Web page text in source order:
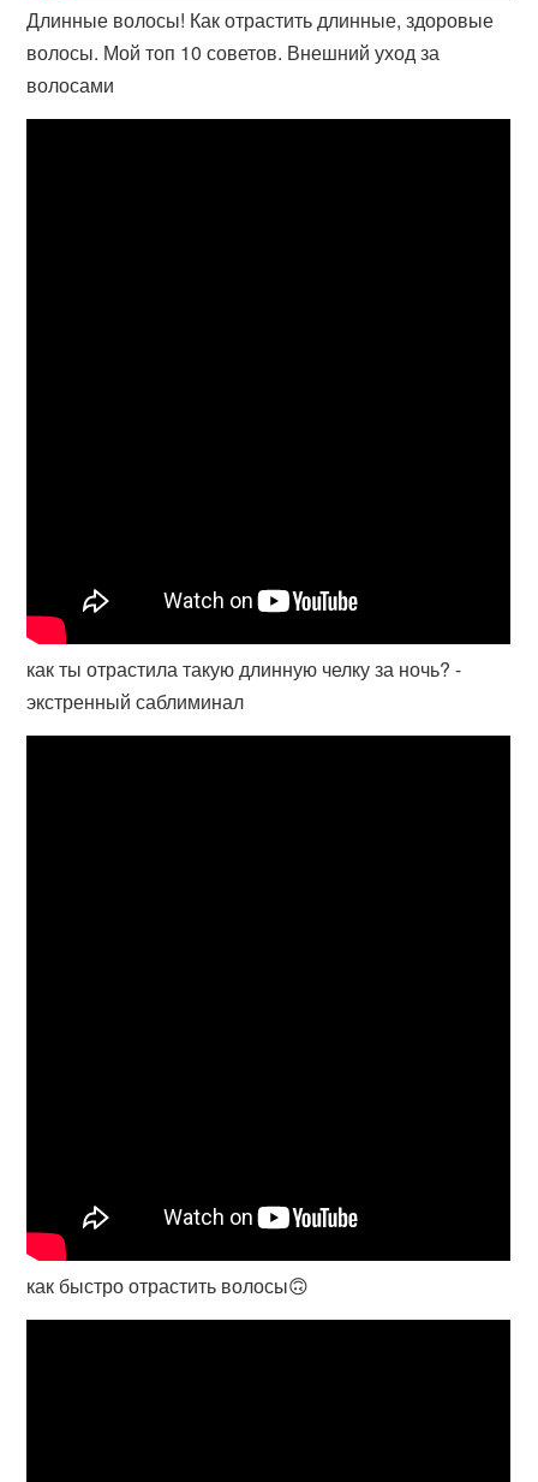
Длинные волосы! Как отрастить длинные, здоровые
волосы. Мой топ 10 советов. Внешний уход за
волосами
как ты отрастила такую длинную челку за ночь? -
экстренный саблиминал
как быстро отрастить волосы🙃